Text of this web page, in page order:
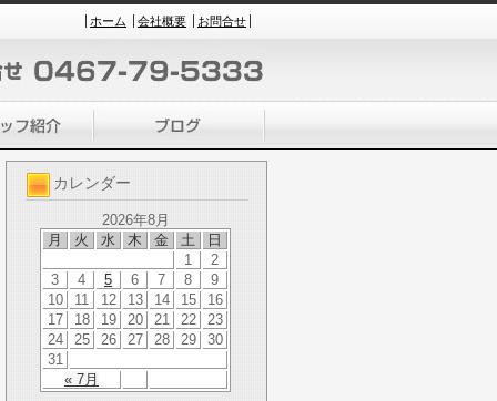
ホーム 会社概要 お問合せ
カレンダー
2026年8月
月
火 水 木 金 土 日
« 7月
1
2
3
4 5 6 7 8
9
10
11 12 13 14 15
16
17
18 19 20 21 22
23
24
25 26 27 28 29
30
31